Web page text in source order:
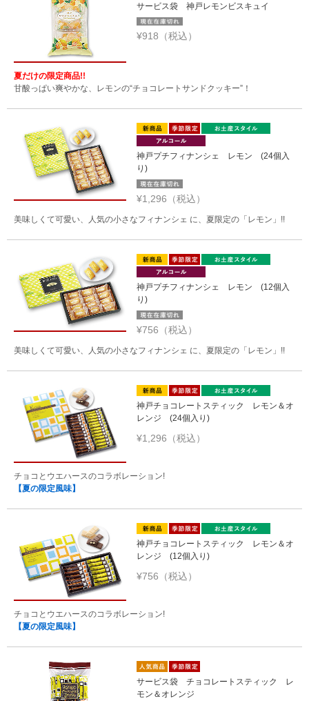
サービス袋 神戸レモンビスキュイ
¥918（税込）
夏だけの限定商品!!
甘酸っぱい爽やかな、レモンの“チョコレートサンドクッキー”！
神戸プチフィナンシェ レモン (24個入
り)
¥1,296（税込）
美味しくて可愛い、人気の小さなフィナンシェ に、夏限定の「レモン」!!
神戸プチフィナンシェ レモン (12個入
り)
¥756（税込）
美味しくて可愛い、人気の小さなフィナンシェ に、夏限定の「レモン」!!
神戸チョコレートスティック レモン＆オ
レンジ (24個入り)
¥1,296（税込）
チョコとウエハースのコラボレーション!
【夏の限定風味】
神戸チョコレートスティック レモン＆オ
レンジ (12個入り)
¥756（税込）
チョコとウエハースのコラボレーション!
【夏の限定風味】
サービス袋 チョコレートスティック レ
モン＆オレンジ